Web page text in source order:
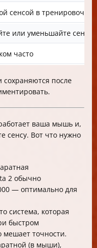
сенсой в
или уменьшайте
часто
сохраняются после
ваша мышь и,
сенсу. Вот что нужно
2 обычно
— оптимально для
система, которая
быстром
точности.
(в мыши),